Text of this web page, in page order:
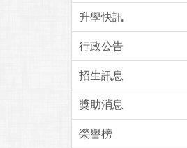
升學快訊
行政公告
招生訊息
獎助消息
榮譽榜